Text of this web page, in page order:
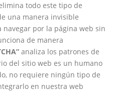
todo este tipo de
una manera invisible
por la página web sin
de manera
analiza los patrones de
del sitio web es un humano
no requiere ningún tipo de
en nuestra web